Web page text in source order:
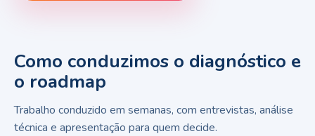
Como conduzimos o diagnóstico e
o roadmap
Trabalho conduzido em semanas, com entrevistas, análise
técnica e apresentação para quem decide.